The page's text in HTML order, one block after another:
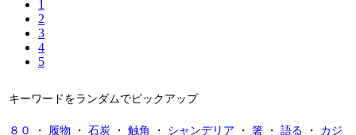
1
2
3
4
5
キーワードをランダムでピックアップ
８０ ・ 履物 ・ 石炭 ・ 触角 ・ シャンデリア ・ 箸 ・ 語る ・ カジ